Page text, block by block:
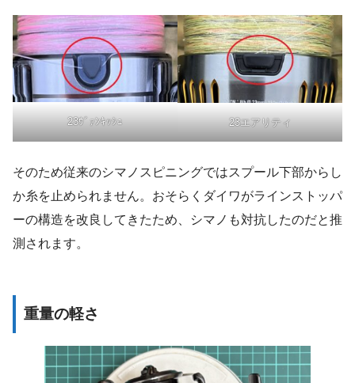
23ｳﾞｧﾝｷｯｼｭ 23エアリティ
そのため従来のシマノスピニングではスプール下部からし
か糸を止められません。おそらくダイワがラインストッパ
ーの構造を改良してきたため、シマノも対抗したのだと推
測されます。
重量の軽さ